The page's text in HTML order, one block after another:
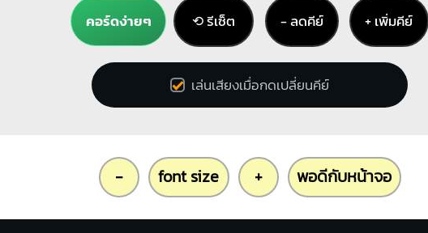
คอร์ดง่ายๆ ⟲ รีเซ็ต − ลดคีย์ + เพิ่มคีย์
เล่นเสียงเมื่อกดเปลี่ยนคีย์
- font size + พอดีกับหน้าจอ